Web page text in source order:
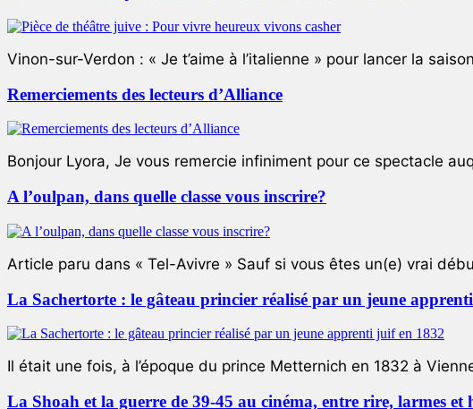
Vinon-sur-Verdon : « Je t’aime à l’italienne » pour lancer la
Remerciements des lecteurs d’Alliance
Bonjour Lyora, Je vous remercie infiniment pour ce spectacle
A l’oulpan, dans quelle classe vous inscrire?
Article paru dans « Tel-Avivre » Sauf si vous êtes un(e) vrai
La Sachertorte : le gâteau princier réalisé par un jeune
Il était une fois, à l’époque du prince Metternich en 1832 à
La Shoah et la guerre de 39-45 au cinéma, entre rire, larmes et